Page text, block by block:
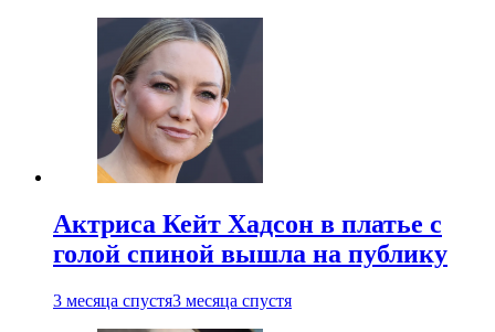
Актриса Кейт Хадсон в платье с
голой спиной вышла на публику
3 месяца спустя3 месяца спустя